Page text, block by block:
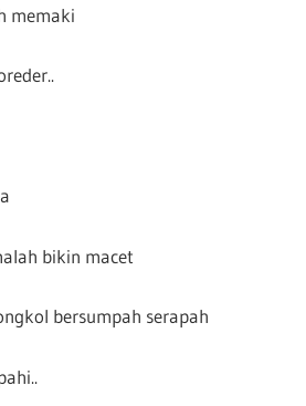
memaki
bikin macet
bersumpah serapah